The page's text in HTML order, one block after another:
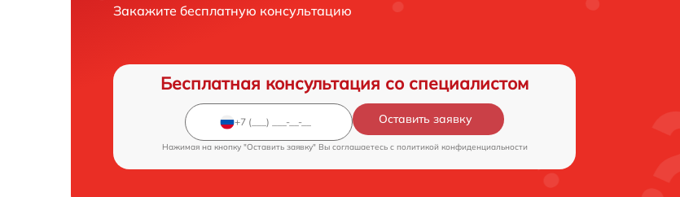
Закажите бесплатную консультацию
Бесплатная консультация со специалистом
Оставить заявку
Нажимая на кнопку "Оставить заявку" Вы соглашаетесь c политикой конфиденциальности